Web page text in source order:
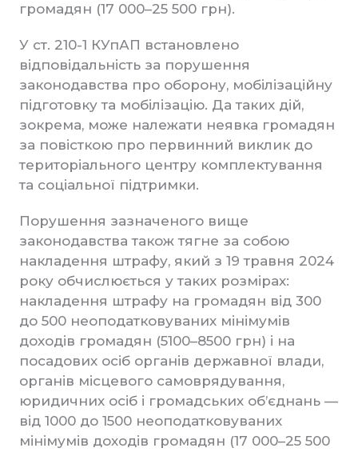
громадян (17 000–25 500 грн).
У ст. 210-1 КУпАП встановлено
відповідальність за порушення
законодавства про оборону, мобілізаційну
підготовку та мобілізацію. Да таких дій,
зокрема, може належати неявка громадян
за повісткою про первинний виклик до
територіального центру комплектування
та соціальної підтримки.
Порушення зазначеного вище
законодавства також тягне за собою
накладення штрафу, який з 19 травня 2024
року обчислюється у таких розмірах:
накладення штрафу на громадян від 300
до 500 неоподатковуваних мінімумів
доходів громадян (5100–8500 грн) і на
посадових осіб органів державної влади,
органів місцевого самоврядування,
юридичних осіб і громадських об’єднань —
від 1000 до 1500 неоподатковуваних
мінімумів доходів громадян (17 000–25 500